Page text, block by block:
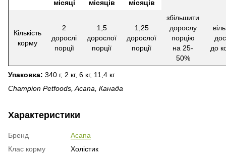
місяці місяців місяців
Кількість
корму
2
дорослі
порції
1,5
дорослої
порції
1,25
дорослої
порції
збільшити
дорослу
порцію
на 25-
50%
до
Упаковка: 340 г, 2 кг, 6 кг, 11,4 кг
Champion Petfoods, Acana, Канада
Характеристики
Бренд
Acana
Клас корму
Холістик